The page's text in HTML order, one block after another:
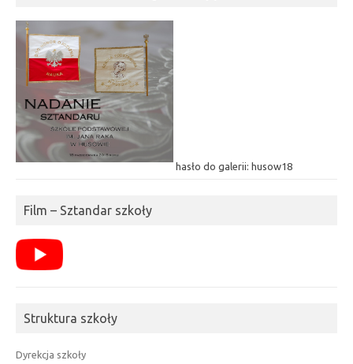
hasło do galerii: husow18
Film – Sztandar szkoły
Struktura szkoły
Dyrekcja szkoły